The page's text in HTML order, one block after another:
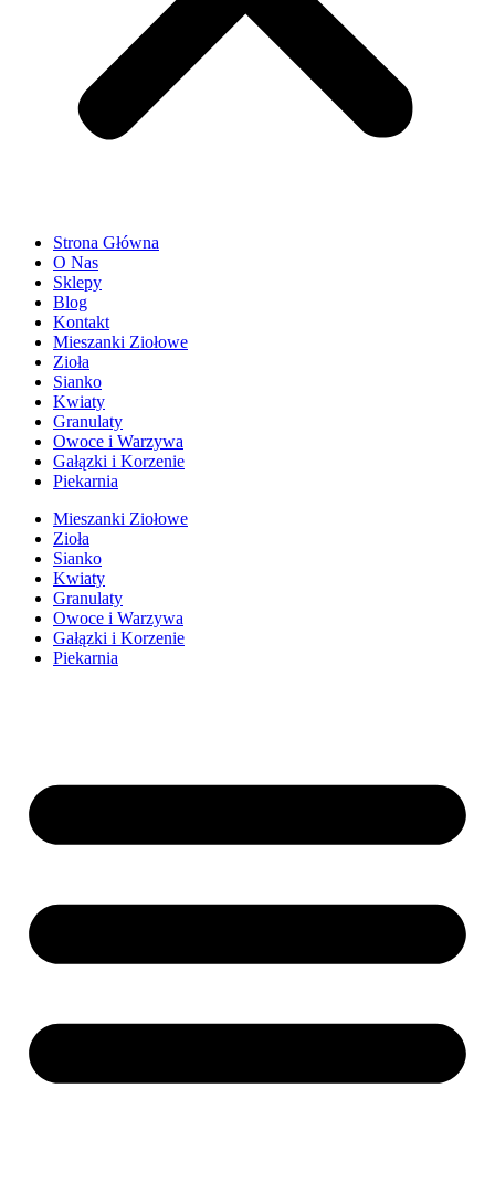
Strona Główna
O Nas
Sklepy
Blog
Kontakt
Mieszanki Ziołowe
Zioła
Sianko
Kwiaty
Granulaty
Owoce i Warzywa
Gałązki i Korzenie
Piekarnia
Mieszanki Ziołowe
Zioła
Sianko
Kwiaty
Granulaty
Owoce i Warzywa
Gałązki i Korzenie
Piekarnia